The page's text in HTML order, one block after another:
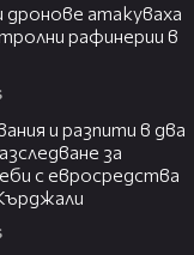
дронове атакуваха
рафинерии в
и разпити в два
за
с евросредства